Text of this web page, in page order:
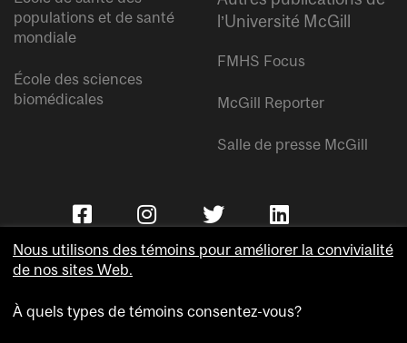
populations et de santé
mondiale
École des sciences
biomédicales
l’Université McGill
FMHS Focus
McGill Reporter
Salle de presse McGill
Nous utilisons des témoins pour améliorer la convivialité
de nos sites Web.
À quels types de témoins consentez-vous?